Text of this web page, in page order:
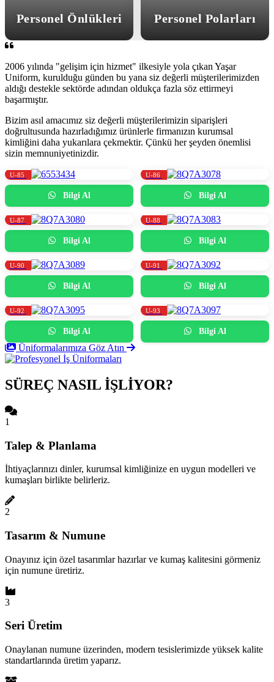
Personel Önlükleri Personel Polarları
2006 yılında "gelişim için hizmet" ilkesiyle yola çıkan Yaşar
Uniform, kurulduğu günden bu yana siz değerli müşterilerimizden
aldığı destekle sektörde adından oldukça fazla söz ettirmeyi
başarmıştır.
Bizim asıl amacımız siz değerli müşterilerimizin siparişleri
doğrultusunda hazırladığımız ürünlerle firmanızın kurumsal
kimliğini daha yukarılara çekmektir. Çünkü her şeyden önemlisi
sizin memnuniyetinizdir.
U-85
Bilgi Al
U-86
Bilgi Al
U-87
Bilgi Al
U-88
Bilgi Al
U-90
Bilgi Al
U-91
Bilgi Al
U-92
Bilgi Al
U-93
Bilgi Al
Üniformalarımıza Göz Atın
SÜREÇ NASIL İŞLİYOR?
1
Talep & Planlama
İhtiyaçlarınızı dinler, kurumsal kimliğinize en uygun modelleri ve
kumaşları birlikte belirleriz.
2
Tasarım & Numune
Onayınız için özel tasarımlar hazırlar ve kumaş kalitesini görmeniz
için numune üretiriz.
3
Seri Üretim
Onaylanan numune üzerinden, modern tesislerimizde yüksek kalite
standartlarında üretim yaparız.